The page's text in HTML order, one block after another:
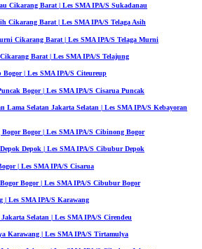
Cikarang Barat | Les SMA IPA/S Sukadanau
Cikarang Barat | Les SMA IPA/S Telaga Asih
Cikarang Barat | Les SMA IPA/S Telaga Murni
Barat | Les SMA IPA/S Telajung
Bogor | Les SMA IPA/S Citeureup
Bogor | Les SMA IPA/S Cisarua Puncak
Lama Selatan Jakarta Selatan | Les SMA IPA/S Kebayoran
Bogor | Les SMA IPA/S Cibinong Bogor
Depok | Les SMA IPA/S Cibubur Depok
| Les SMA IPA/S Cisarua
Bogor | Les SMA IPA/S Cibubur Bogor
| Les SMA IPA/S Karawang
Selatan | Les SMA IPA/S Cirendeu
Karawang | Les SMA IPA/S Tirtamulya